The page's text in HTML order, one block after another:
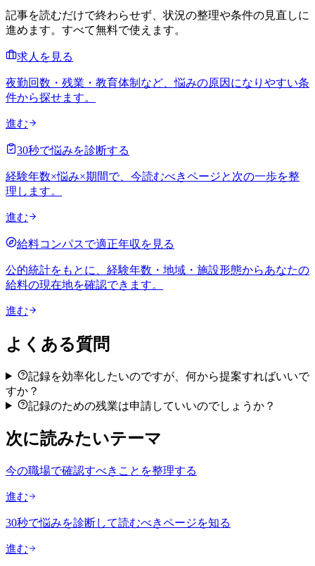
記事を読むだけで終わらせず、状況の整理や条件の見直しに
進めます。すべて無料で使えます。
求人を見る
夜勤回数・残業・教育体制など、悩みの原因になりやすい条
件から探せます。
進む
30秒で悩みを診断する
経験年数×悩み×期間で、今読むべきページと次の一歩を整
理します。
進む
給料コンパスで適正年収を見る
公的統計をもとに、経験年数・地域・施設形態からあなたの
給料の現在地を確認できます。
進む
よくある質問
記録を効率化したいのですが、何から提案すればいいで
すか？
記録のための残業は申請していいのでしょうか？
次に読みたいテーマ
今の職場で確認すべきことを整理する
進む
30秒で悩みを診断して読むべきページを知る
進む